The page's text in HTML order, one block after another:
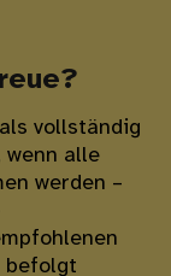
vollständig
wenn alle
werden –
befolgt